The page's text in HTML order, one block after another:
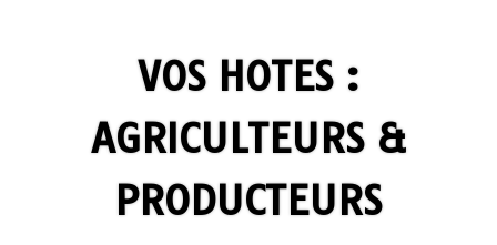
VOS HOTES :
AGRICULTEURS &
PRODUCTEURS